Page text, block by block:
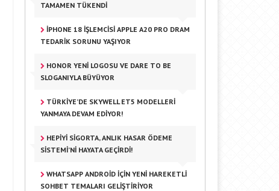
TAMAMEN TÜKENDI
IPHONE 18 İŞLEMCISI APPLE A20 PRO DRAM
TEDARIK SORUNU YAŞIYOR
HONOR YENI LOGOSU VE DARE TO BE
SLOGANIYLA BÜYÜYOR
TÜRKIYE’DE SKYWELL ET5 MODELLERI
YANMAYA DEVAM EDIYOR!
HEPIYI SIGORTA, ANLIK HASAR ÖDEME
SISTEMI’NI HAYATA GEÇIRDI!
WHATSAPP ANDROID IÇIN YENI HAREKETLI
SOHBET TEMALARI GELIŞTIRIYOR